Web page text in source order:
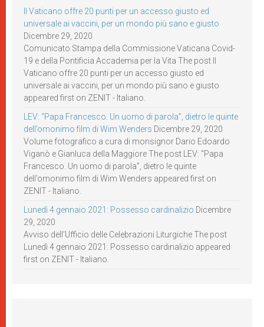
Il Vaticano offre 20 punti per un accesso giusto ed
universale ai vaccini, per un mondo più sano e giusto
Dicembre 29, 2020
Comunicato Stampa della Commissione Vaticana Covid-
19 e della Pontificia Accademia per la Vita The post Il
Vaticano offre 20 punti per un accesso giusto ed
universale ai vaccini, per un mondo più sano e giusto
appeared first on ZENIT - Italiano.
LEV: “Papa Francesco. Un uomo di parola”, dietro le quinte
dell’omonimo film di Wim Wenders Dicembre 29, 2020
Volume fotografico a cura di monsignor Dario Edoardo
Viganò e Gianluca della Maggiore The post LEV: “Papa
Francesco. Un uomo di parola”, dietro le quinte
dell’omonimo film di Wim Wenders appeared first on
ZENIT - Italiano.
Lunedì 4 gennaio 2021: Possesso cardinalizio Dicembre
29, 2020
Avviso dell’Ufficio delle Celebrazioni Liturgiche The post
Lunedì 4 gennaio 2021: Possesso cardinalizio appeared
first on ZENIT - Italiano.